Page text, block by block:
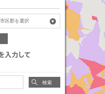
検索